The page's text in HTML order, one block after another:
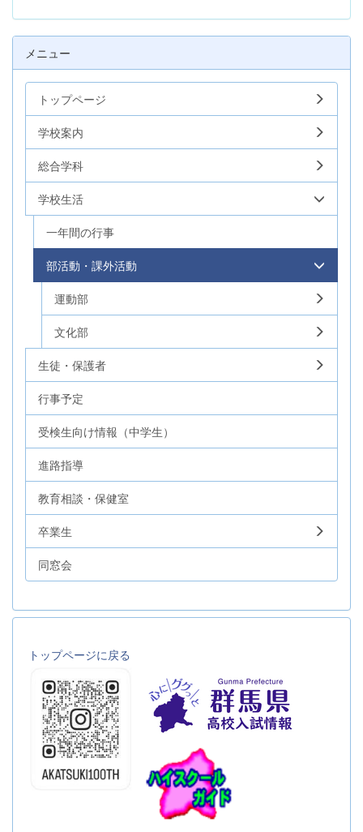
メニュー
トップページ
学校案内
総合学科
学校生活
一年間の行事
部活動・課外活動
運動部
文化部
生徒・保護者
行事予定
受検生向け情報（中学生）
進路指導
教育相談・保健室
卒業生
同窓会
トップページに戻る